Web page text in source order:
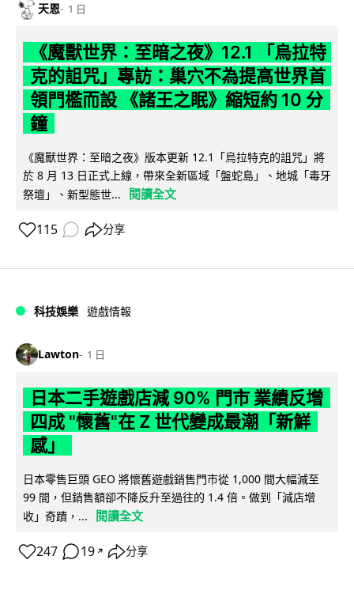
天恩 1 日
《魔獸世界：至暗之夜》12.1 「烏拉特
克的詛咒」專訪：巢穴不為提高世界首
領門檻而設 《諸王之眠》縮短約 10 分
鐘
《魔獸世界：至暗之夜》版本更新 12.1「烏拉特克的詛咒」將
於 8 月 13 日正式上線，帶來全新區域「盤蛇島」、地城「毒牙
祭壇」、新型態世...
閱讀全文
115 分享
科技娛樂 遊戲情報
Lawton 1 日
日本二手遊戲店減 90% 門市 業績反增
四成 "懷舊"在 Z 世代變成最潮「新鮮
感」
日本零售巨頭 GEO 將懷舊遊戲銷售門市從 1,000 間大幅減至
99 間，但銷售額卻不降反升至過往的 1.4 倍。做到「減店增
收」奇蹟，...
閱讀全文
247 19 ↗ 分享